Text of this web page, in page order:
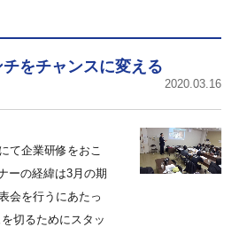
をチャンスに変える
2020.03.16
て企業研修をおこ
ーの経緯は3月の期
会を行うにあたっ
切るためにスタッ